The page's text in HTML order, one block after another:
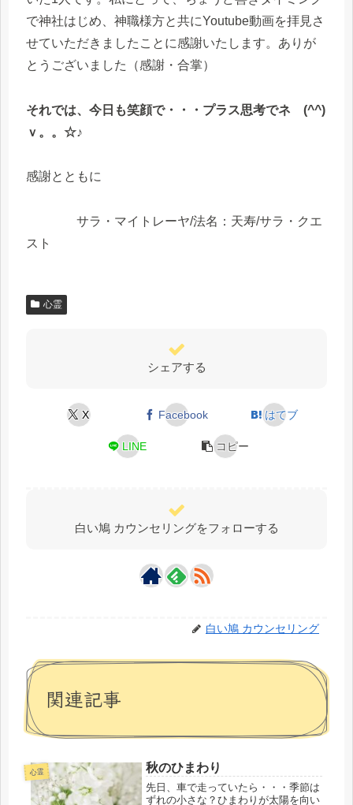
で神社はじめ、神職様方と共にYoutube動画を拝見さ
せていただきましたことに感謝いたします。ありが
とうございました（感謝・合掌）
それでは、今日も笑顔で・・・プラス思考でネ (^^)
ｖ。。☆♪
感謝とともに
サラ・マイトレーヤ/法名：天寿/サラ・クエ
スト
心霊
シェアする
X Facebook はてブ
LINE コピー
白い鳩 カウンセリングをフォローする
白い鳩 カウンセリング
関連記事
心霊 秋のひまわり
先日、車で走っていたら・・・季節は
ずれの小さな？ひまわりが太陽を向い